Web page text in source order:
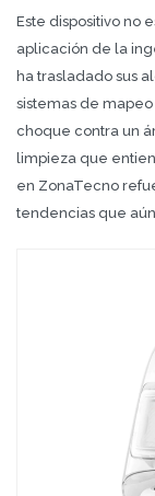
Este dispositivo no
aplicación de la
ha trasladado sus
sistemas de
choque contra un
limpieza que
en ZonaTecno
tendencias que